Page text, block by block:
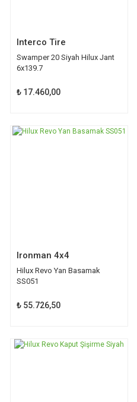
Interco Tire
Swamper 20 Siyah Hilux Jant
6x139.7
₺ 17.460,00
Ironman 4x4
Hilux Revo Yan Basamak
SS051
₺ 55.726,50